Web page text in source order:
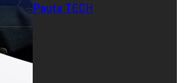
Pauta TECH